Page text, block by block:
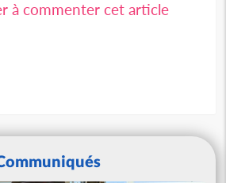
à commenter cet article